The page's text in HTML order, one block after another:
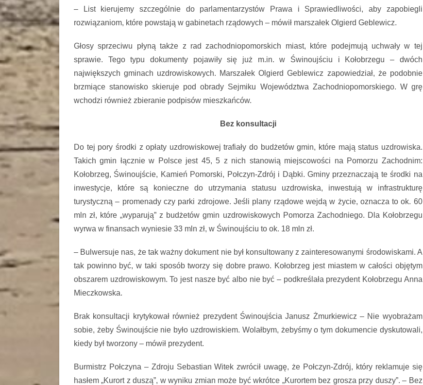
– List kierujemy szczególnie do parlamentarzystów Prawa i Sprawiedliwości, aby zapobiegli
rozwiązaniom, które powstają w gabinetach rządowych – mówił marszałek Olgierd Geblewicz.
Głosy sprzeciwu płyną także z rad zachodniopomorskich miast, które podejmują uchwały w tej
sprawie. Tego typu dokumenty pojawiły się już m.in. w Świnoujściu i Kołobrzegu – dwóch
największych gminach uzdrowiskowych. Marszałek Olgierd Geblewicz zapowiedział, że podobnie
brzmiące stanowisko skieruje pod obrady Sejmiku Województwa Zachodniopomorskiego. W grę
wchodzi również zbieranie podpisów mieszkańców.
Bez konsultacji
Do tej pory środki z opłaty uzdrowiskowej trafiały do budżetów gmin, które mają status uzdrowiska.
Takich gmin łącznie w Polsce jest 45, 5 z nich stanowią miejscowości na Pomorzu Zachodnim:
Kołobrzeg, Świnoujście, Kamień Pomorski, Połczyn-Zdrój i Dąbki. Gminy przeznaczają te środki na
inwestycje, które są konieczne do utrzymania statusu uzdrowiska, inwestują w infrastrukturę
turystyczną – promenady czy parki zdrojowe. Jeśli plany rządowe wejdą w życie, oznacza to ok. 60
mln zł, które „wyparują” z budżetów gmin uzdrowiskowych Pomorza Zachodniego. Dla Kołobrzegu
wyrwa w finansach wyniesie 33 mln zł, w Świnoujściu to ok. 18 mln zł.
– Bulwersuje nas, że tak ważny dokument nie był konsultowany z zainteresowanymi środowiskami. A
tak powinno być, w taki sposób tworzy się dobre prawo. Kołobrzeg jest miastem w całości objętym
obszarem uzdrowiskowym. To jest nasze być albo nie być – podkreślała prezydent Kołobrzegu Anna
Mieczkowska.
Brak konsultacji krytykował również prezydent Świnoujścia Janusz Żmurkiewicz – Nie wyobrażam
sobie, żeby Świnoujście nie było uzdrowiskiem. Wolałbym, żebyśmy o tym dokumencie dyskutowali,
kiedy był tworzony – mówił prezydent.
Burmistrz Połczyna – Zdroju Sebastian Witek zwrócił uwagę, że Połczyn-Zdrój, który reklamuje się
hasłem „Kurort z duszą”, w wyniku zmian może być wkrótce „Kurortem bez grosza przy duszy”. – Bez